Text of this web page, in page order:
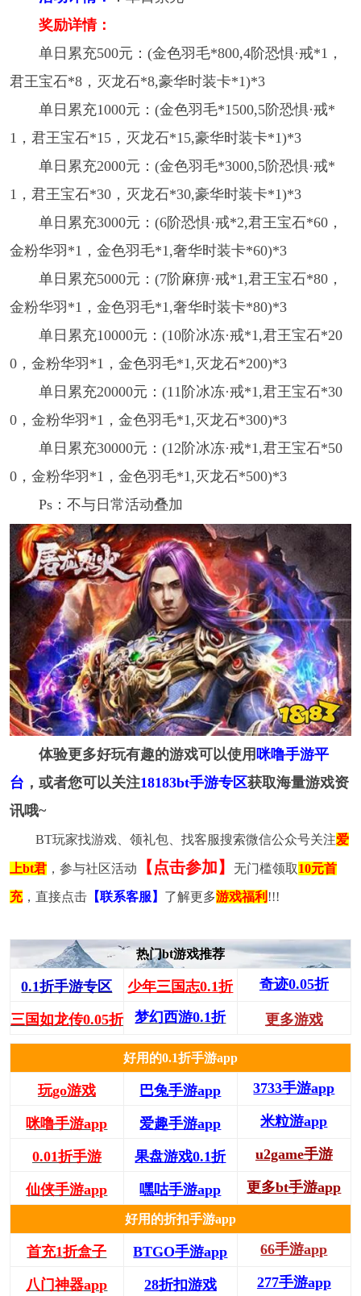
奖励详情：
单日累充500元：(金色羽毛*800,4阶恐惧·戒*1，
君王宝石*8，灭龙石*8,豪华时装卡*1)*3
单日累充1000元：(金色羽毛*1500,5阶恐惧·戒*
1，君王宝石*15，灭龙石*15,豪华时装卡*1)*3
单日累充2000元：(金色羽毛*3000,5阶恐惧·戒*
1，君王宝石*30，灭龙石*30,豪华时装卡*1)*3
单日累充3000元：(6阶恐惧·戒*2,君王宝石*60，
金粉华羽*1，金色羽毛*1,奢华时装卡*60)*3
单日累充5000元：(7阶麻痹·戒*1,君王宝石*80，
金粉华羽*1，金色羽毛*1,奢华时装卡*80)*3
单日累充10000元：(10阶冰冻·戒*1,君王宝石*20
0，金粉华羽*1，金色羽毛*1,灭龙石*200)*3
单日累充20000元：(11阶冰冻·戒*1,君王宝石*30
0，金粉华羽*1，金色羽毛*1,灭龙石*300)*3
单日累充30000元：(12阶冰冻·戒*1,君王宝石*50
0，金粉华羽*1，金色羽毛*1,灭龙石*500)*3
Ps：不与日常活动叠加
体验更多好玩有趣的游戏可以使用咪噜手游平
台 ，或者您可以关注18183bt手游专区获取海量游戏资
讯哦~
BT玩家找游戏、领礼包、找客服搜索微信公众号关注爱
上bt君，参与社区活动 【点击参加】 无门槛领取10元首
充，直接点击【联系客服】 了解更多游戏福利 !!!
热门bt游戏推荐
0.1折手游专区 少年三国志0.1折 奇迹0.05折
三国如龙传0.05折 梦幻西游0.1折 更多游戏
好用的0.1折手游app
玩go游戏 巴兔手游app 3733手游app
咪噜手游app 爱趣手游app 米粒游app
0.01折手游 果盘游戏0.1折 u2game手游
仙侠手游app 嘿咕手游app 更多bt手游app
好用的折扣手游app
首充1折盒子 BTGO手游app 66手游app
八门神器app 28折扣游戏 277手游app